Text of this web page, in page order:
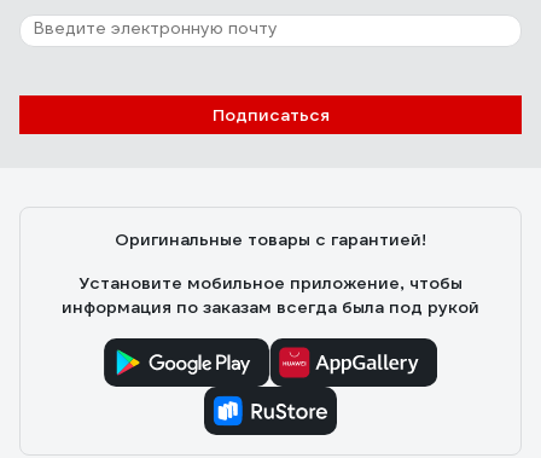
Подписаться
Оригинальные товары с гарантией!
Установите мобильное приложение, чтобы
информация по заказам всегда была под рукой